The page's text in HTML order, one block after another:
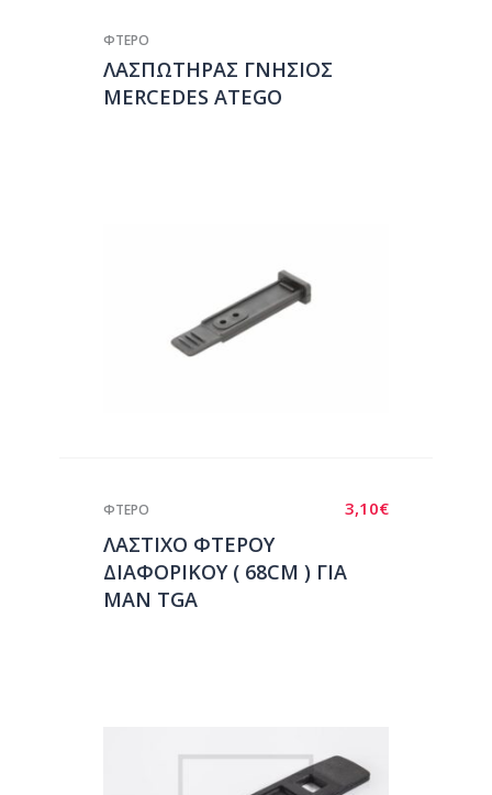
ΦΤΕΡΟ
ΛΑΣΠΩΤΗΡΑΣ ΓΝΗΣΙΟΣ
MERCEDES ATEGO
3,10€
ΦΤΕΡΟ
ΛΑΣΤΙΧΟ ΦΤΕΡΟΥ
ΔΙΑΦΟΡΙΚΟΥ ( 68CM ) ΓΙΑ
ΜΑΝ TGA